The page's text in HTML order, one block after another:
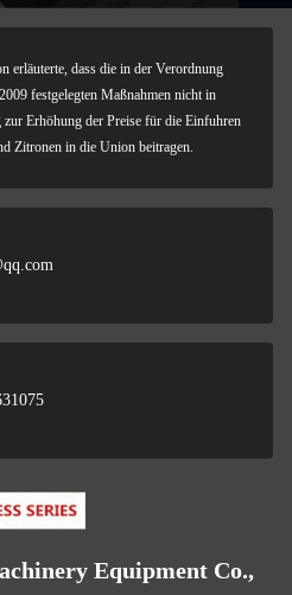
erläuterte, dass die in der Verordnung
festgelegten Maßnahmen nicht in
Erhöhung der Preise für die Einfuhren
Zitronen in die Union beitragen.
Equipment Co.,